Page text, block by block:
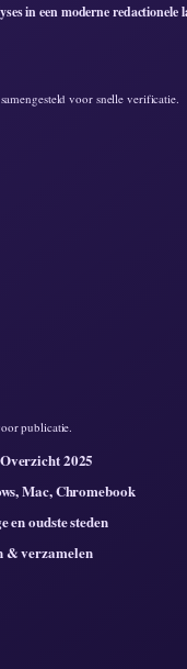
in een moderne redactionele
voor snelle verificatie.
publicatie.
2025
Mac, Chromebook
oudste steden
& verzamelen